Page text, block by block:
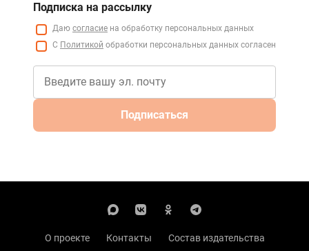
Подписка на рассылку
Даю согласие на обработку персональных данных
С Политикой обработки персональных данных согласен
Подписаться
О проекте Контакты
Состав издательства